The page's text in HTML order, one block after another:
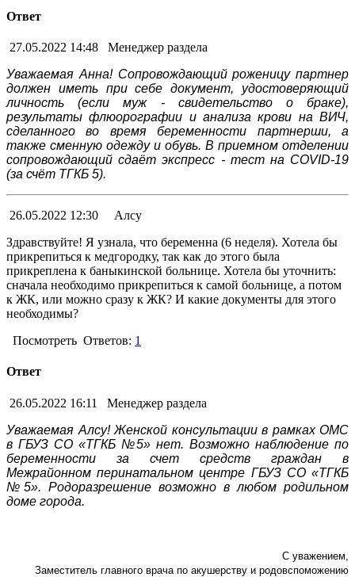
Ответ
27.05.2022 14:48
Менеджер раздела
Уважаемая Анна! Сопровождающий роженицу партнер
должен иметь при себе документ, удостоверяющий
личность (если муж - свидетельство о браке),
результаты флюорографии и анализа крови на ВИЧ,
сделанного во время беременности партнерши, а
также сменную одежду и обувь. В приемном отделении
сопровождающий сдаёт экспресс - тест на COVID-19
(за счёт ТГКБ 5).
26.05.2022 12:30
Алсу
Здравствуйте! Я узнала, что беременна (6 неделя). Хотела бы
прикрепиться к медгородку, так как до этого была
прикреплена к баныкинской больнице. Хотела бы уточнить:
сначала необходимо прикрепиться к самой больнице, а потом
к ЖК, или можно сразу к ЖК? И какие документы для этого
необходимы?
Посмотреть Ответов: 1
Ответ
26.05.2022 16:11
Менеджер раздела
Уважаемая Алсу! Женской консультации в рамках ОМС
в ГБУЗ СО «ТГКБ №5» нет. Возможно наблюдение по
беременности за счет средств граждан в
Межрайонном перинатальном центре ГБУЗ СО «ТГКБ
№5». Родоразрешение возможно в любом родильном
доме города.
С уважением,
Заместитель главного врача по акушерству и родовспоможению